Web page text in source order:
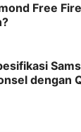
Free
dengan